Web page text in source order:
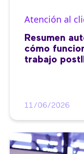
Atención al
Resumen
cómo
trabajo
11/06/2026